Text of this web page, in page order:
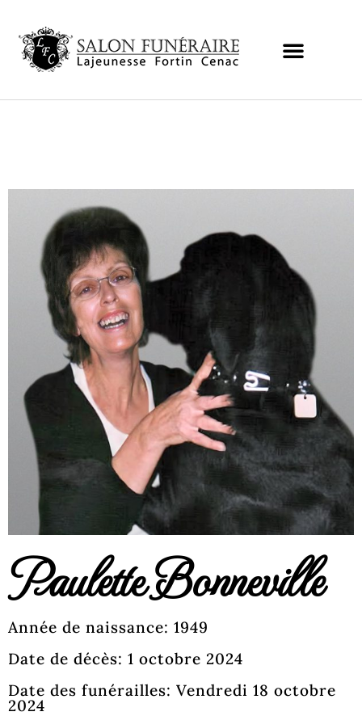
Paulette Bonneville
Année de naissance: 1949
Date de décès: 1 octobre 2024
Date des funérailles: Vendredi 18 octobre
2024